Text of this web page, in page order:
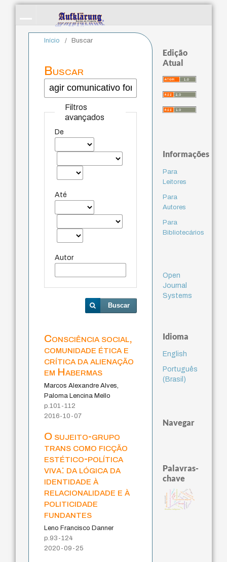
Início / Buscar
Buscar
Filtros
avançados
De
Até
Autor
Buscar
Consciência social,
comunidade ética e
crítica da alienação
em Habermas
Marcos Alexandre Alves,
Paloma Lencina Mello
p.101-112
2016-10-07
O sujeito-grupo
trans como ficção
estético-política
viva: da lógica da
identidade à
relacionalidade e à
politicidade
fundantes
Leno Francisco Danner
p.93-124
2020-09-25
Edição
Atual
Informações
Para
Leitores
Para
Autores
Para
Bibliotecários
Open
Journal
Systems
Idioma
English
Português
(Brasil)
Navegar
Palavras-
chave
fundamentalismo
jacobi
protágoras
experiência temporal
metafísica do tempo
género
idade
intolerância
identidade nacional
filosofias indígenas
filosofia brasileira j.c.m. neto palavra
perdón leyes
violencia
guayaquil logos
lei
desejo
bataille
mind
therapy
animais